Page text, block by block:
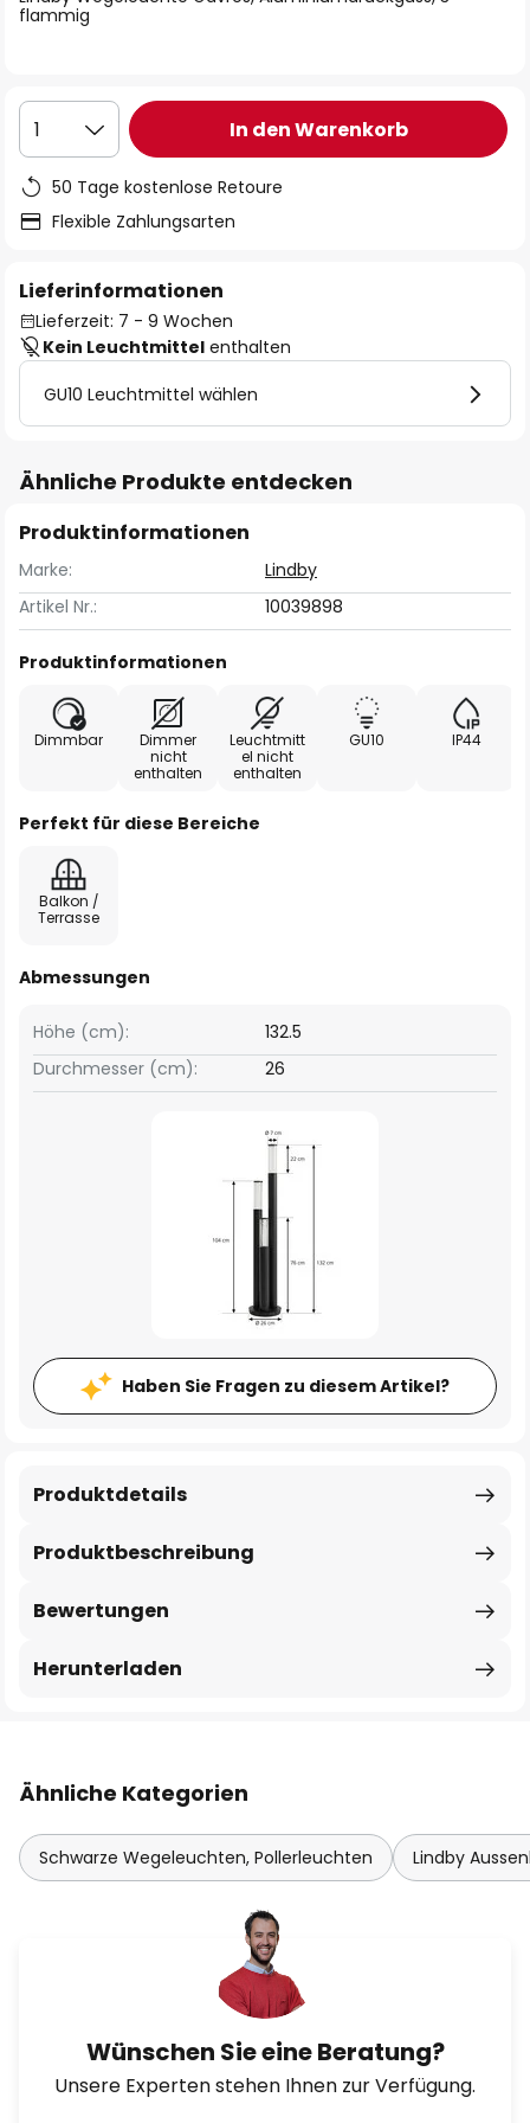
flammig
1 In den Warenkorb
50 Tage kostenlose Retoure
Flexible Zahlungsarten
Lieferinformationen
Lieferzeit: 7 - 9 Wochen
Kein Leuchtmittel enthalten
GU10 Leuchtmittel wählen
Ähnliche Produkte entdecken
Produktinformationen
Marke:
Lindby
Artikel Nr.:
10039898
Produktinformationen
Dimmbar
Dimmer
nicht
enthalten
Leuchtmitt
el nicht
enthalten
GU10 IP44
Perfekt für diese Bereiche
Balkon /
Terrasse
Abmessungen
Höhe (cm):
132.5
Durchmesser (cm):
26
Haben Sie Fragen zu diesem Artikel?
Produktbeschreibung
Produktdetails
Bewertungen
Herunterladen
Ähnliche Kategorien
Schwarze Wegeleuchten, Pollerleuchten Lindby
Wünschen Sie eine Beratung?
Unsere Experten stehen Ihnen zur Verfügung.